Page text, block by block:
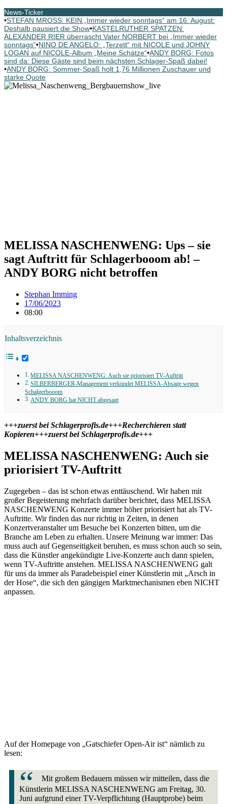
News-Ticker
•STEFAN MROSS: KEIN „Immer wieder sonntags“ am 16. August:
Deshalb pausiert die Show•KASTELRUTHER SPATZEN:
ALEXANDER RIER überrascht Vater NORBERT bei „Immer wieder
sonntags“•NINO DE ANGELO: „Terzett“ mit NICOLE und JOHNY
LOGAN auf NICOLE-Album „Meine Schätze“•ANDY BORG: Fotos
sind da: Diese Gäste sind beim nächsten Schlager-Spaß dabei!
•ANDY BORG: Sommer-Spaß holt 1,76 Millionen Zuschauer und
starke Quote
MELISSA NASCHENWENG: Ups – sie
sagt Auftritt für Schlagerbooom ab! –
ANDY BORG nicht betroffen
Stephan Imming
17/06/2023
08:00
Inhaltsverzeichnis
MELISSA NASCHENWENG: Auch sie priorisiert TV-Auftritt
SILBERBERGER-Management verkündet MELISSA-Absage wegen
Schalgerbooom
ANDY BORG hat NICHT abgesagt
+++zuerst bei Schlagerprofis.de+++Recherchieren statt
Kopieren+++zuerst bei Schlagerprofis.de+++
MELISSA NASCHENWENG: Auch sie
priorisiert TV-Auftritt
Zugegeben – das ist schon etwas enttäuschend. Wir haben mit
großer Begeisterung mehrfach darüber berichtet, dass MELISSA
NASCHENWENG Konzerte immer höher priorisiert hat als TV-
Auftritte. Wir finden das nur richtig in Zeiten, in denen
Konzertveranstalter um Besuche bei Konzerten bitten, um die
Branche am Leben zu erhalten. Unsere Meinung war immer: Das
muss auch auf Gegenseitigkeit beruhen, es muss schon auch so sein,
dass die Künstler angekündigte Live-Konzerte auch dann spielen,
wenn TV-Auftritte anstehen. MELISSA NASCHENWENG galt
für uns da immer als Paradebeispiel einer Künstlerin mit „Arsch in
der Hose“, die sich den gängigen Marktmechanismen eben NICHT
anpassen.
Auf der Homepage von „Gatschiefer Open-Air ist“ nämlich zu
lesen:
Mit großem Bedauern müssen wir mitteilen, dass die
Künstlerin MELISSA NASCHENWENG am Freitag, 30.
Juni aufgrund einer TV-Verpflichtung (Hauptprobe) beim